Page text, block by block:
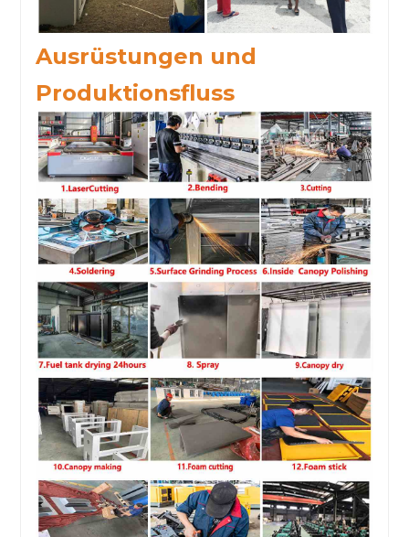
Ausrüstungen und
Produktionsfluss